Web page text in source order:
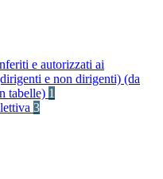
e autorizzati ai
e non dirigenti) (da
tabelle) 1
3